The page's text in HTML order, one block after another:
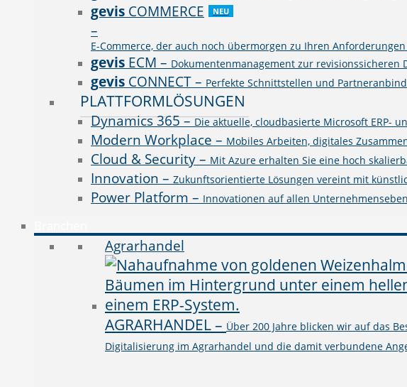
gevis COMMERCE
–
E-Commerce, der auch noch übermorgen zu Ihren
NEU
gevis ECM – Dokumentenmanagement zur revisionssicheren
gevis CONNECT– Perfekte Schnittstellen und
PLATTFORMLÖSUNGEN
Dynamics 365–Die aktuelle, cloudbasierte Microsoft ERP-
Modern Workplace – Mobiles Arbeiten, digitales
Cloud & Security– Mit Azure erhalten Sie eine hoch
Innovation – Zukunftsorientierte Lösungen vereint mit
Power Platform – Innovationen auf allen
Agrarhandel
AGRARHANDEL– Über 200 Jahre blicken wir auf das
Digitalisierung im Agrarhandel und die damit verbundene